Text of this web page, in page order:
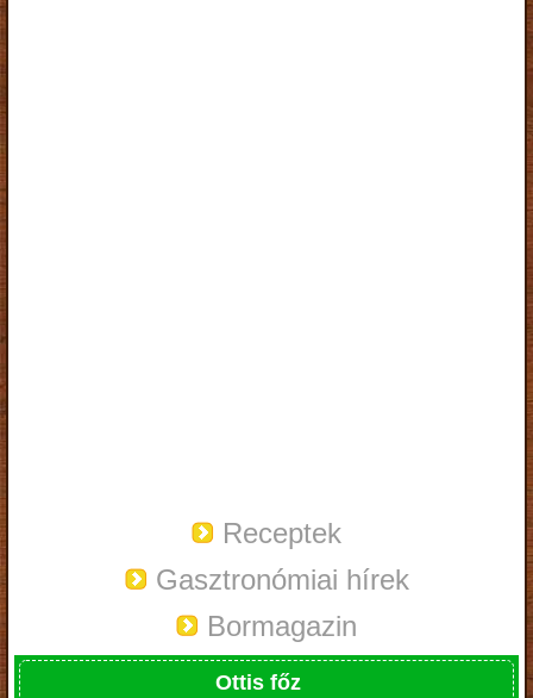
Receptek
Gasztronómiai hírek
Bormagazin
Ottis főz